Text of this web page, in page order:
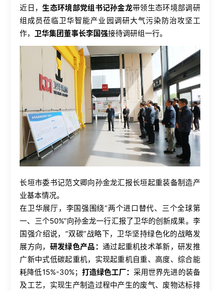
近日，生态环境部党组书记孙金龙带领生态环境部调研
组成员莅临卫华智能产业园调研大气污染防治攻坚工
作， 卫华集团董事长李国强接待调研组一行。
长垣市委书记范文卿向孙金龙汇报长垣起重装备制造产
业基本情况。
在卫华展厅，李国强围绕“两个进口替代、三个全球第
一、三个50%”向孙金龙一行汇报了卫华的创新成果。李
国强介绍说， “双碳”战略下，卫华坚持绿色化的战略发
展方向， 研发绿色产品： 通过起重机技术革新，研发推
广新中式低碳起重机，实现起重机自重、高度、综合能
耗降低15%-30%； 打造绿色工厂：采用世界先进的装备
及工艺，实现生产制造过程中产生的废气、废物达标排